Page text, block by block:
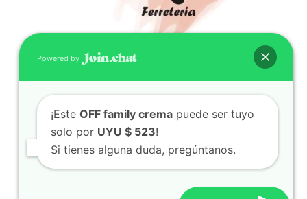
CONTACTO
(598) 099 466 212
correo@ferreami.com.uy
099 466 212
Facebook
Instagram
Powered by
¡Este OFF family crema puede ser tuyo
solo por UYU $ 523!
Si tienes alguna duda, pregúntanos.